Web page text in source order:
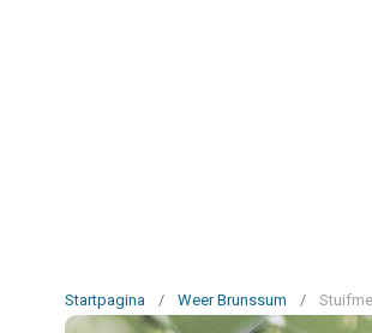
Startpagina / Weer Brunssum /